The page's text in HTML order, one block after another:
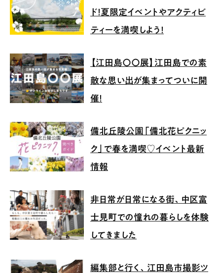
ド！夏限定イベントやアクティビ
ティーを満喫しよう！
【江田島〇〇展】江田島での素
敵な思い出が集まってついに開
催！
備北丘陵公園「備北花ピクニッ
ク」で春を満喫♡イベント最新
情報
非日常が日常になる街、中区富
士見町での憧れの暮らしを体験
してきました
編集部と行く、江田島市撮影ツ